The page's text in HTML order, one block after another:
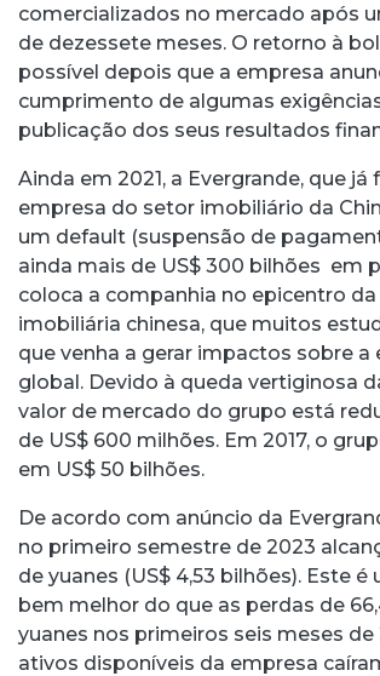
comercializados no mercado após
de dezessete meses. O retorno à
possível depois que a empresa
cumprimento de algumas
publicação dos seus resultados
Ainda em 2021, a Evergrande, que já
empresa do setor imobiliário da
um default (suspensão de
ainda mais de US$ 300 bilhões em
coloca a companhia no epicentro
imobiliária chinesa, que muitos
que venha a gerar impactos sobre a
global. Devido à queda vertiginosa
valor de mercado do grupo está
de US$ 600 milhões. Em 2017, o
em US$ 50 bilhões.
De acordo com anúncio da
no primeiro semestre de 2023
de yuanes (US$ 4,53 bilhões). Este
bem melhor do que as perdas de
yuanes nos primeiros seis meses de
ativos disponíveis da empresa